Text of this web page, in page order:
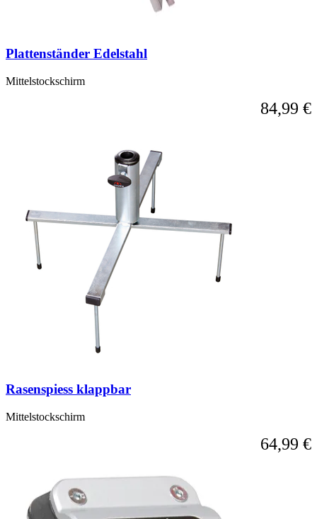
Plattenständer Edelstahl
Mittelstockschirm
84,99 €
Rasenspiess klappbar
Mittelstockschirm
64,99 €